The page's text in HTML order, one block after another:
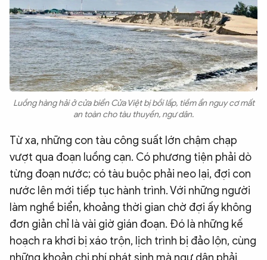
Luồng hàng hải ở cửa biển Cửa Việt bị bồi lấp, tiềm ẩn nguy cơ mất
an toàn cho tàu thuyền, ngư dân.
Từ xa, những con tàu công suất lớn chậm chạp
vượt qua đoạn luồng cạn. Có phương tiện phải dò
từng đoạn nước; có tàu buộc phải neo lại, đợi con
nước lên mới tiếp tục hành trình. Với những người
làm nghề biển, khoảng thời gian chờ đợi ấy không
đơn giản chỉ là vài giờ gián đoạn. Đó là những kế
hoạch ra khơi bị xáo trộn, lịch trình bị đảo lộn, cùng